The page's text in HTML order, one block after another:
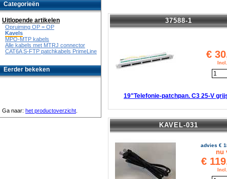
37588-1
€
19"Telefonie-patchpan. C3 25-V
KAVEL-031
advies €
nu
€
Categorieën
Uitlopende artikelen
Opruiming OP = OP
Kavels
MPO-MTP kabels
Alle kabels met MTRJ connector
CAT6A S-FTP patchkabels PrimeLine
Eerder bekeken
Ga naar: het productoverzicht